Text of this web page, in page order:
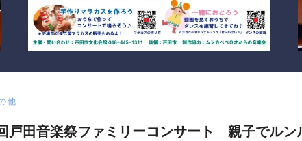
他
戸田音楽祭ファミリーコンサート 親子でルン